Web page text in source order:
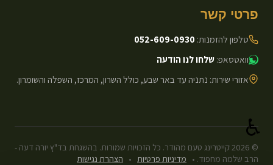
פרטי קשר
טלפון להזמנות: 052-609-0930
וואטסאפ: שלחו לנו הודעה
אזורי שירות: נתניה עד באר שבע, כולל השרון, המרכז, השפלה והשומרון.
©
2026קייטרינג טעם מהודר. כל הזכויות שמורות. בהשגחת בד"ץ יורה דעה -
הרב שלמה מחפוד. • מדיניות פרטיות • הצהרת נגישות
♿